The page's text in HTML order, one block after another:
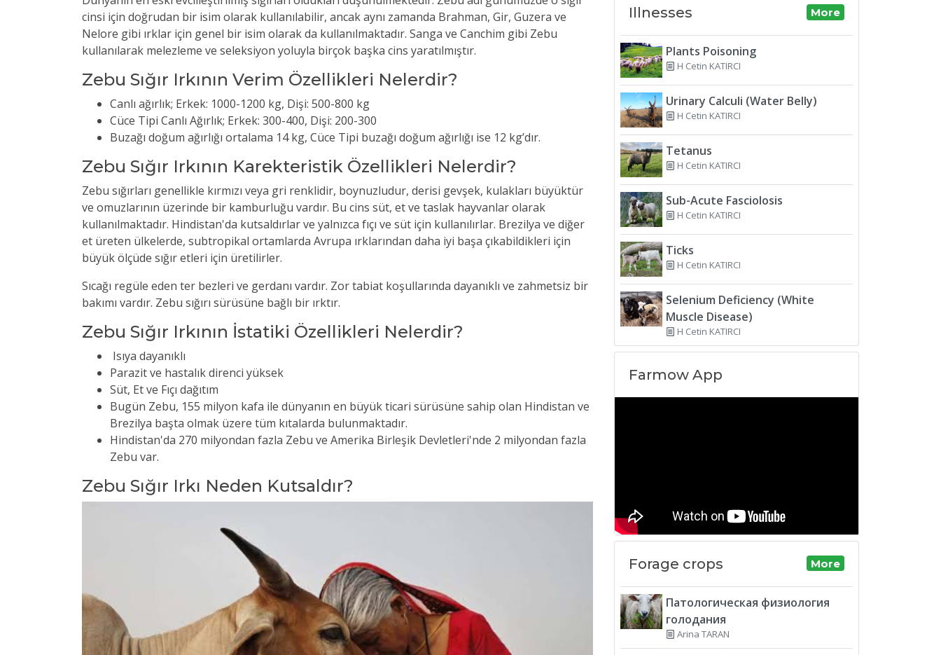
cinsi için doğrudan bir isim olarak kullanılabilir, ancak aynı zamanda Brahman, Gir, Guzera ve
Nelore gibi ırklar için genel bir isim olarak da kullanılmaktadır. Sanga ve Canchim gibi Zebu
kullanılarak melezleme ve seleksiyon yoluyla birçok başka cins yaratılmıştır.
Zebu Sığır Irkının Verim Özellikleri Nelerdir?
Canlı ağırlık; Erkek: 1000-1200 kg, Dişi: 500-800 kg
Cüce Tipi Canlı Ağırlık; Erkek: 300-400, Dişi: 200-300
Buzağı doğum ağırlığı ortalama 14 kg, Cüce Tipi buzağı doğum ağırlığı ise 12 kg’dır.
Zebu Sığır Irkının Karekteristik Özellikleri Nelerdir?
Zebu sığırları genellikle kırmızı veya gri renklidir, boynuzludur, derisi gevşek, kulakları büyüktür
ve omuzlarının üzerinde bir kamburluğu vardır. Bu cins süt, et ve taslak hayvanlar olarak
kullanılmaktadır. Hindistan'da kutsaldırlar ve yalnızca fıçı ve süt için kullanılırlar. Brezilya ve diğer
et üreten ülkelerde, subtropikal ortamlarda Avrupa ırklarından daha iyi başa çıkabildikleri için
büyük ölçüde sığır etleri için üretilirler.
Sıcağı regüle eden ter bezleri ve gerdanı vardır. Zor tabiat koşullarında dayanıklı ve zahmetsiz bir
bakımı vardır. Zebu sığırı sürüsüne bağlı bir ırktır.
Zebu Sığır Irkının İstatiki Özellikleri Nelerdir?
Isıya dayanıklı
Parazit ve hastalık direnci yüksek
Süt, Et ve Fıçı dağıtım
Bugün Zebu, 155 milyon kafa ile dünyanın en büyük ticari sürüsüne sahip olan Hindistan ve
Brezilya başta olmak üzere tüm kıtalarda bulunmaktadır.
Hindistan'da 270 milyondan fazla Zebu ve Amerika Birleşik Devletleri'nde 2 milyondan fazla
Zebu var.
Zebu Sığır Irkı Neden Kutsaldır?
Illnesses More
Plants Poisoning
H Cetin KATIRCI
Urinary Calculi (Water Belly)
H Cetin KATIRCI
Tetanus
H Cetin KATIRCI
Sub-Acute Fasciolosis
H Cetin KATIRCI
Ticks
H Cetin KATIRCI
Selenium Deficiency (White
Muscle Disease)
H Cetin KATIRCI
Farmow App
Forage crops More
Патологическая физиология
голодания
Arina TARAN